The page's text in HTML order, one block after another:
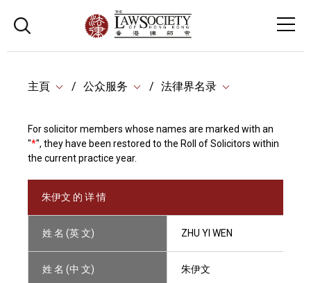
主頁 公众服务 法律界名录
For solicitor members whose names are marked with an
"*", they have been restored to the Roll of Solicitors within
the current practice year.
朱伊文 的 详 情
姓 名 (英 文) ZHU YI WEN
姓 名 (中 文) 朱伊文